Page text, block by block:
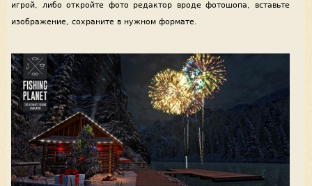
игрой, либо откройте фото редактор вроде фотошопа, вставьте
изображение, сохраните в нужном формате.